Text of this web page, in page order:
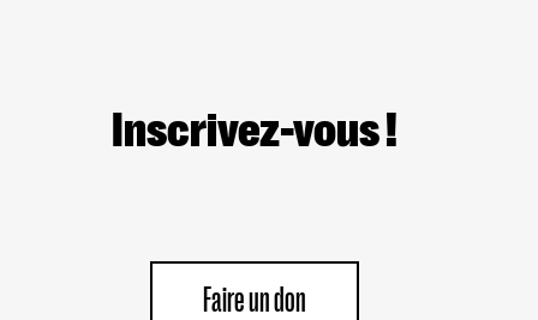
Inscrivez-vous !
Faire un don